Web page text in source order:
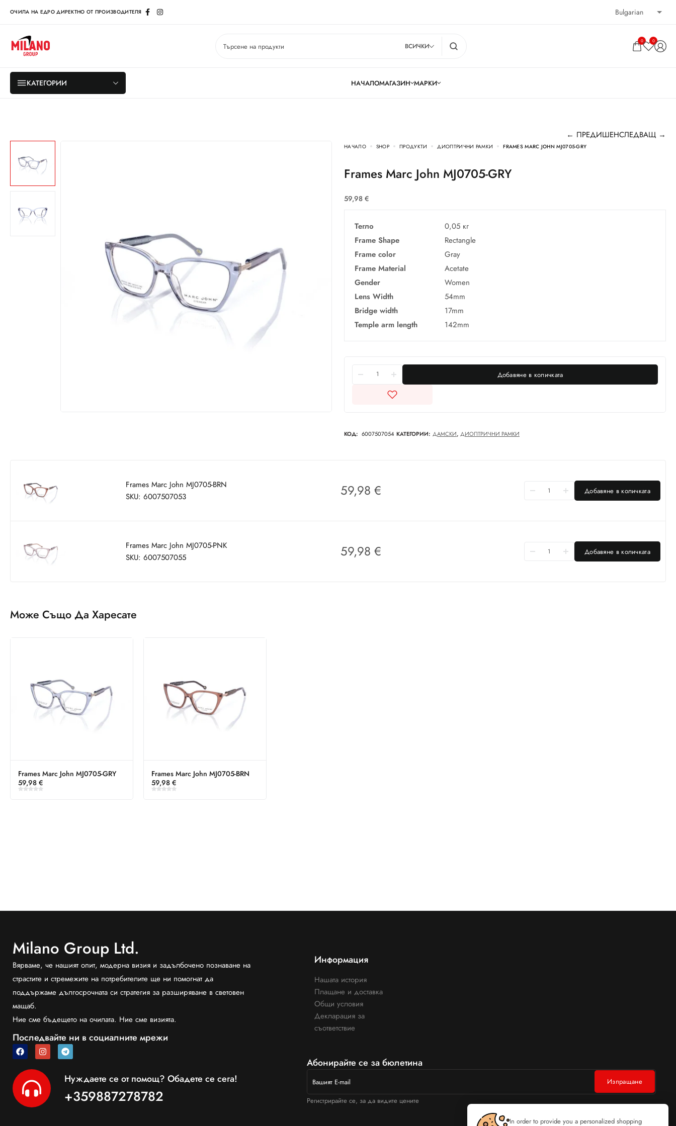
ОЧИЛА НА ЕДРО ДИРЕКТНО ОТ ПРОИЗВОДИТЕЛЯ
ВСИЧКИ
0 0
КАТЕГОРИИ НАЧАЛОМАГАЗИН МАРКИ
← ПРЕДИШЕНСЛЕДВАЩ →
НАЧАЛО SHOP ПРОДУКТИ ДИОПТРИЧНИ РАМКИ FRAMES MARC JOHN MJ0705-GRY
Frames Marc John MJ0705-GRY
59,98 €
Тегло
0,05 кг
Frame Shape
Rectangle
Frame color
Gray
Frame Material
Acetate
Gender
Women
Lens Width
54mm
Bridge width
17mm
Temple arm length
142mm
Добавяне в количката
КОД: 6007507054 КАТЕГОРИИ: ДАМСКИ, ДИОПТРИЧНИ РАМКИ
Frames Marc John MJ0705-BRN
SKU: 6007507053
59,98 € Добавяне в количката
Frames Marc John MJ0705-PNK
SKU: 6007507055
59,98 € Добавяне в количката
Може Също Да Харесате
Frames Marc John MJ0705-GRY
59,98 €
Frames Marc John MJ0705-BRN
59,98 €
Milano Group Ltd.
Вярваме, че нашият опит, модерна визия и задълбочено познаване на
страстите и стремежите на потребителите ще ни помогнат да
поддържаме дългосрочната си стратегия за разширяване в световен
мащаб.
Ние сме бъдещето на очилата. Ние сме визията.
Последвайте ни в социалните мрежи
Нуждаете се от помощ? Обадете се сега!
+359887278782
Информация
Нашата история
Плащане и доставка
Общи условия
Декларация за
съответствие
Абонирайте се за бюлетина
Регистрирайте се, за да видите цените
In order to provide you a personalized shopping